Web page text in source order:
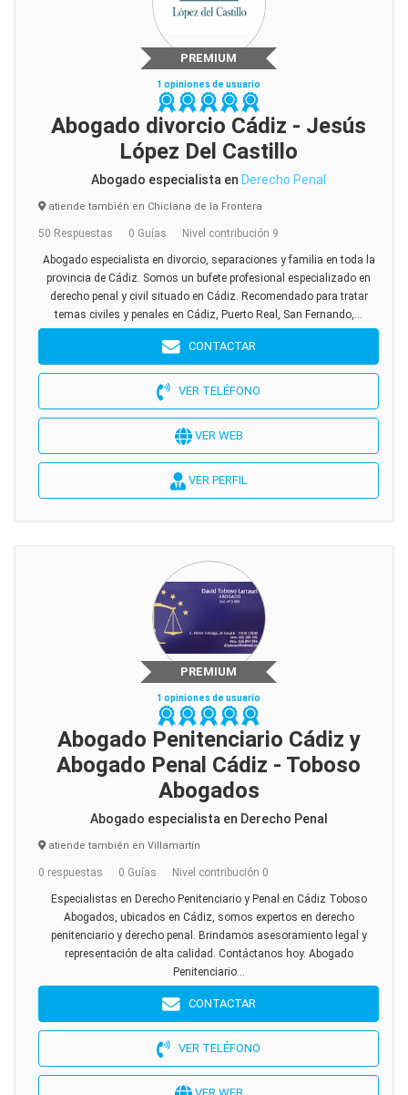
PREMIUM
1 opiniones de usuario
Abogado divorcio Cádiz - Jesús
López Del Castillo
Abogado especialista en Derecho Penal
atiende también en Chiclana de la Frontera
50 Respuestas 0 Guías Nivel contribución 9
Abogado especialista en divorcio, separaciones y familia en toda la
provincia de Cádiz. Somos un bufete profesional especializado en
derecho penal y civil situado en Cádiz. Recomendado para tratar
temas civiles y penales en Cádiz, Puerto Real, San Fernando,...
CONTACTAR
VER TELÉFONO
VER WEB
VER PERFIL
PREMIUM
1 opiniones de usuario
Abogado Penitenciario Cádiz y
Abogado Penal Cádiz - Toboso
Abogados
Abogado especialista en Derecho Penal
atiende también en Villamartín
0 respuestas 0 Guías Nivel contribución 0
Especialistas en Derecho Penitenciario y Penal en Cádiz Toboso
Abogados, ubicados en Cádiz, somos expertos en derecho
penitenciario y derecho penal. Brindamos asesoramiento legal y
representación de alta calidad. Contáctanos hoy. Abogado
Penitenciario...
CONTACTAR
VER TELÉFONO